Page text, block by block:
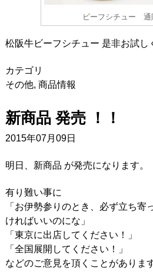
ビーフシチュー 通
松阪牛ビーフシチュー 是非お試し
カテゴリ
その他, 商品情報
新商品 発売 ！！
2015年07月09日
明日、新商品 が発売になります。
有り難い事に
「お伊勢参りのとき、必ず立ち寄
ければいいのにな」
「東京に出店してください！」
「全国展開してください！」
などのご意見を頂くことがあります